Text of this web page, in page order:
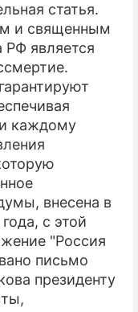
статья.
и священным
РФ является
каждому
внесена в
с этой
"Россия
письмо
президенту